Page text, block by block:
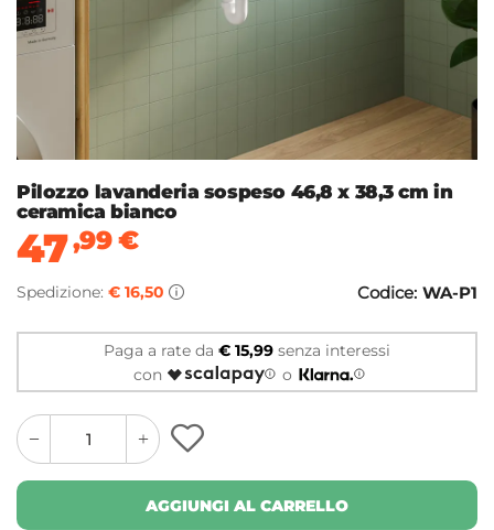
Pilozzo lavanderia sospeso 46,8 x 38,3 cm in
ceramica bianco
47,99€
Spedizione: € 16,50 Codice: WA-P1
Paga a rate da € 15,99 senza interessi
con
o
quantity
button
quantity
minus
button
AGGIUNGI AL CARRELLO